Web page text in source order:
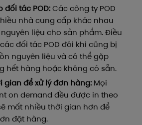
đối tác POD:Các công ty POD
nhà cung cấp khác nhau
liệu cho sản phẩm. Điều
đối tác POD đôi khi cũng bị
nguyên liệu và có thể gặp
hết hàng hoặc không có sẵn.
gian để xử lý đơn hàng: Mọi
on demand đều được in theo
mất nhiều thời gian hơn để
đặt hàng.